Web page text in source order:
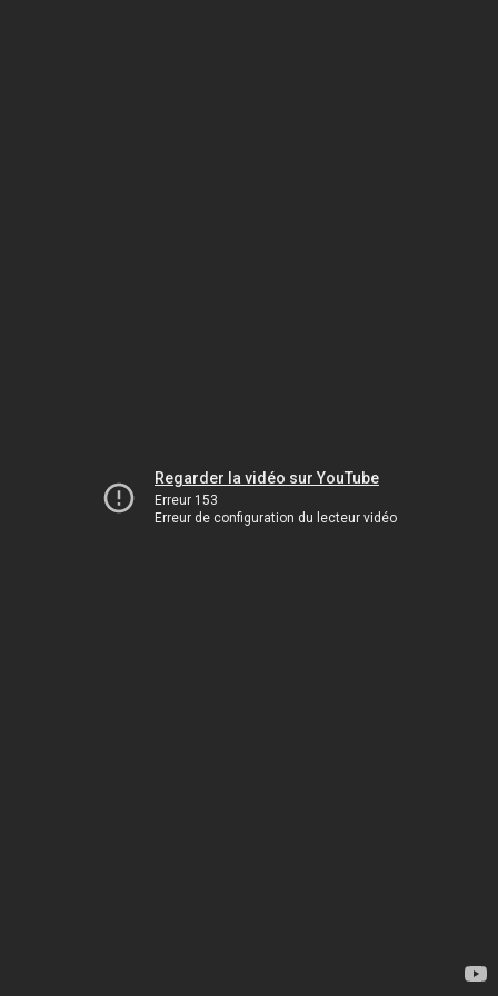
Regarder la vidéo sur YouTube
Erreur 153
Erreur de configuration du lecteur vidéo